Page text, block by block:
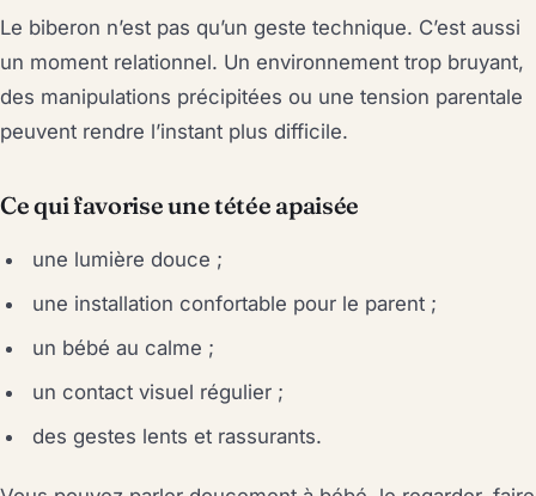
Le biberon n’est pas qu’un geste technique. C’est aussi
un moment relationnel. Un environnement trop bruyant,
des manipulations précipitées ou une tension parentale
peuvent rendre l’instant plus difficile.
Ce qui favorise une tétée apaisée
une lumière douce ;
une installation confortable pour le parent ;
un bébé au calme ;
un contact visuel régulier ;
des gestes lents et rassurants.